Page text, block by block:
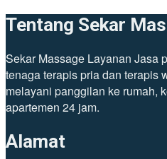
Tentang Sekar
Sekar Massage Layanan Jasa
tenaga terapis pria dan terapis
melayani panggilan ke rumah,
apartemen 24 jam.
Alamat